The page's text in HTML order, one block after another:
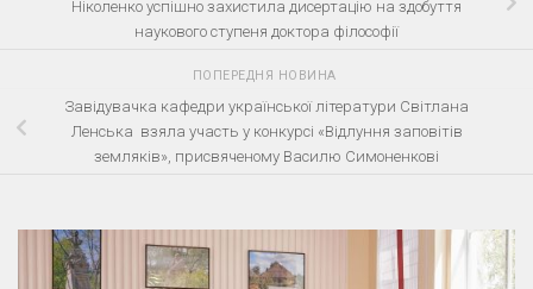
Ніколенко успішно захистила дисертацію на здобуття
наукового ступеня доктора філософії
ПОПЕРЕДНЯ НОВИНА
Завідувачка кафедри української літератури Світлана
Ленська взяла участь у конкурсі «Відлуння заповітів
земляків», присвяченому Василю Симоненкові